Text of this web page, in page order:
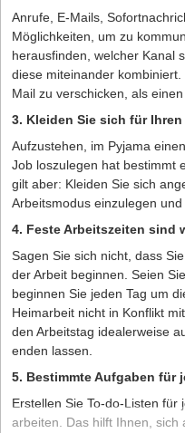
Anrufe, E-Mails,
Möglichkeiten, um zu
herausfinden, welcher Kanal
diese miteinander
Mail zu verschicken, als einen
3. Kleiden Sie sich für Ihren
Aufzustehen, im Pyjama
Job loszulegen hat bestimmt
gilt aber: Kleiden Sie sich
Arbeitsmodus einzulegen und
4. Feste Arbeitszeiten sind
Sagen Sie sich nicht, dass
der Arbeit beginnen. Seien
beginnen Sie jeden Tag um
Heimarbeit nicht in Konflikt
den Arbeitstag idealerweise
enden lassen.
5. Bestimmte Aufgaben für
Erstellen Sie To-do-Listen für
arbeiten. Das hilft Ihnen, sich